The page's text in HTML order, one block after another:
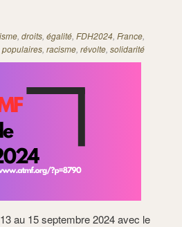
, droits, égalité, FDH2024, France,
populaires, racisme, révolte, solidarité
au 15 septembre 2024 avec le